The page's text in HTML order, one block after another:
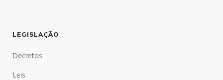
LEGISLAÇÃO
Decretos
Leis